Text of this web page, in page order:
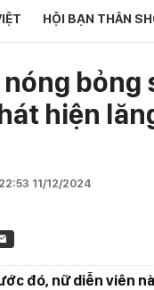
HỘI BẠN THÂN
bỏng
hiện
22:53 11/12/2024
đó, nữ diễn viên